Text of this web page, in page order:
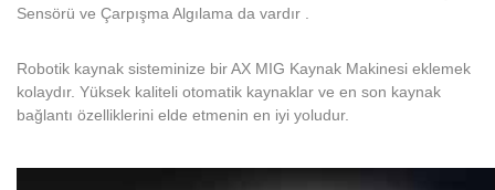
Sensörü ve Çarpışma Algılama da vardır .
Robotik kaynak sisteminize bir AX MIG Kaynak Makinesi eklemek
kolaydır. Yüksek kaliteli otomatik kaynaklar ve en son kaynak
bağlantı özelliklerini elde etmenin en iyi yoludur.